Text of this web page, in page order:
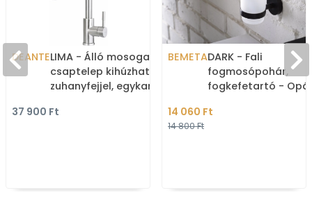
DEANTELIMA - Álló mosogató
csaptelep kihúzható
zuhanyfejjel, egykaros -
37 900 Ft
BEMETADARK - Fali
fogmosópohár,
fogkefetartó - Opál
14 060 Ft
14 800 Ft